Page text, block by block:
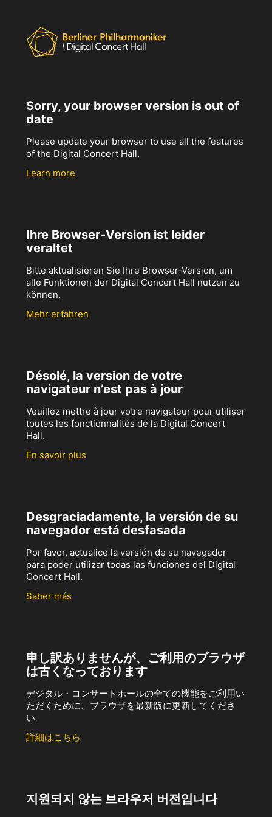
Sorry, your browser version is out of
date
Please update your browser to use all the features
of the Digital Concert Hall.
Learn more
Ihre Browser-Version ist leider
veraltet
Bitte aktualisieren Sie Ihre Browser-Version, um
alle Funktionen der Digital Concert Hall nutzen zu
können.
Mehr erfahren
Désolé, la version de votre
navigateur n’est pas à jour
Veuillez mettre à jour votre navigateur pour utiliser
toutes les fonctionnalités de la Digital Concert
Hall.
En savoir plus
Desgraciadamente, la versión de su
navegador está desfasada
Por favor, actualice la versión de su navegador
para poder utilizar todas las funciones del Digital
Concert Hall.
Saber más
申し訳ありませんが、ご利用のブラウザ
は古くなっております
デジタル・コンサートホールの全ての機能をご利用い
ただくために、ブラウザを最新版に更新してくださ
い。
詳細はこちら
지원되지 않는 브라우저 버전입니다